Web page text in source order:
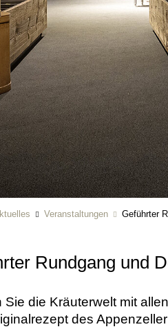
Veranstaltungen Geführter
Rundgang und
Sie die Kräuterwelt mit
des